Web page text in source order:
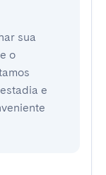
sua
o
e